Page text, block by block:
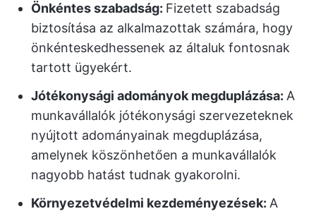
Önkéntes szabadság: Fizetett szabadság
biztosítása az alkalmazottak számára, hogy
önkénteskedhessenek az általuk fontosnak
tartott ügyekért.
Jótékonysági adományok megduplázása: A
munkavállalók jótékonysági szervezeteknek
nyújtott adományainak megduplázása,
amelynek köszönhetően a munkavállalók
nagyobb hatást tudnak gyakorolni.
Környezetvédelmi kezdeményezések: A